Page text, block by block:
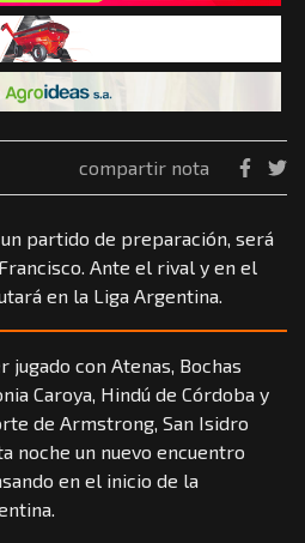
compartir nota
partido de preparación, será
Ante el rival y en el
en la Liga Argentina.
jugado con Atenas, Bochas
Caroya, Hindú de Córdoba y
de Armstrong, San Isidro
noche un nuevo encuentro
en el inicio de la